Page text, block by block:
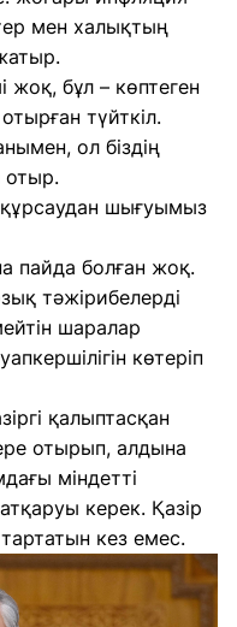
мен халықтың
бұл – көптеген
түйткіл.
ол біздің
отыр.
шығуымыз
пайда болған жоқ.
тәжірибелерді
шаралар
көтеріп
қалыптасқан
отырып, алдына
міндетті
керек. Қазір
кез емес.